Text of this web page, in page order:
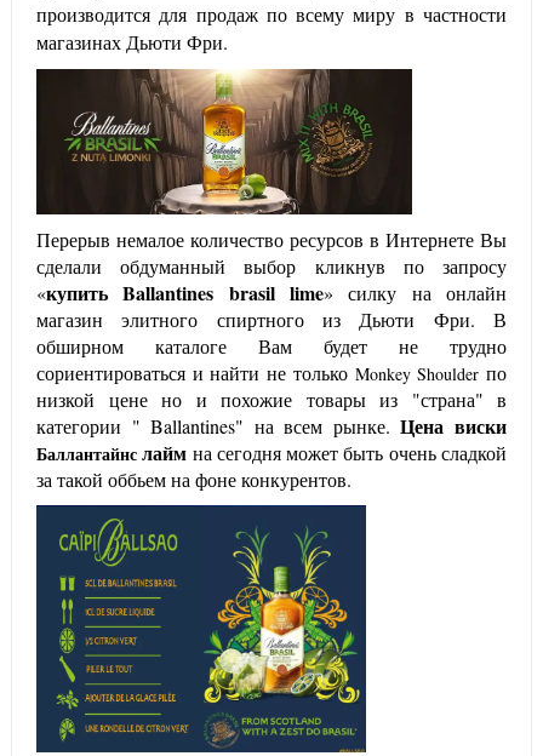
производится для продаж по всему миру в частности
магазинах Дьюти Фри.
Перерыв немалое количество ресурсов в Интернете Вы
сделали обдуманный выбор кликнув по запросу
«купитьBallantines brasil lime» силку на онлайн
магазин элитного спиртного из Дьюти Фри. В
обширном каталоге Вам будет не трудно
сориентироваться и найти не только Monkey Shoulderпо
низкой цене но и похожие товары из "страна" в
категории "Ballantines" на всем рынке.Цена виски
Баллантайнслайм на сегодня может быть очень сладкой
за такой оббьем на фоне конкурентов.